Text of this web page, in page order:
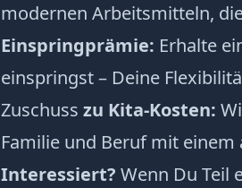
modernen Arbeitsmitteln,
Einspringprämie: Erhalte
einspringst – Deine
Zuschuss zu Kita-Kosten:
Familie und Beruf mit
Interessiert? Wenn Du Teil